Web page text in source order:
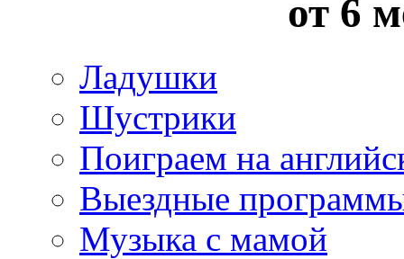
от 6
Ладушки
Шустрики
Поиграем на
Выездные
Музыка с мамой